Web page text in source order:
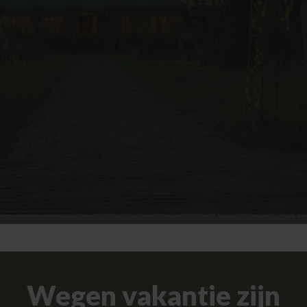
Wegen vakantie zijn